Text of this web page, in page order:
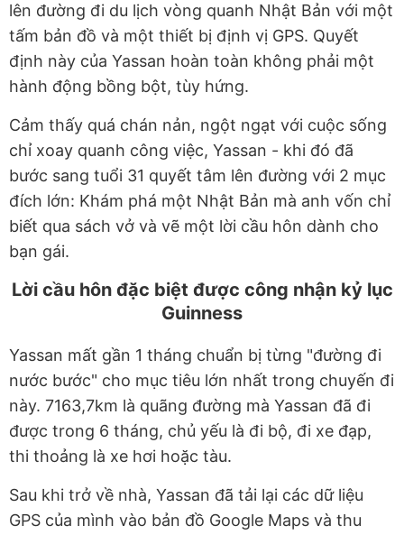
lên đường đi du lịch vòng quanh Nhật Bản với một
tấm bản đồ và một thiết bị định vị GPS. Quyết
định này của Yassan hoàn toàn không phải một
hành động bồng bột, tùy hứng.
Cảm thấy quá chán nản, ngột ngạt với cuộc sống
chỉ xoay quanh công việc, Yassan - khi đó đã
bước sang tuổi 31 quyết tâm lên đường với 2 mục
đích lớn: Khám phá một Nhật Bản mà anh vốn chỉ
biết qua sách vở và vẽ một lời cầu hôn dành cho
bạn gái.
Lời cầu hôn đặc biệt được công nhận kỷ lục
Guinness
Yassan mất gần 1 tháng chuẩn bị từng "đường đi
nước bước" cho mục tiêu lớn nhất trong chuyến đi
này. 7163,7km là quãng đường mà Yassan đã đi
được trong 6 tháng, chủ yếu là đi bộ, đi xe đạp,
thi thoảng là xe hơi hoặc tàu.
Sau khi trở về nhà, Yassan đã tải lại các dữ liệu
GPS của mình vào bản đồ Google Maps và thu